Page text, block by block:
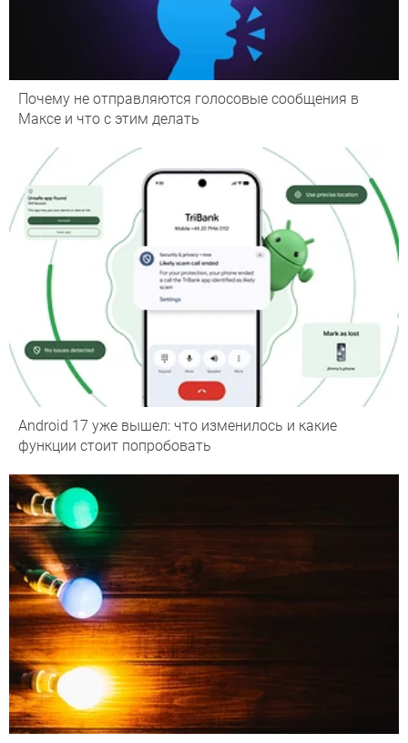
Почему не отправляются голосовые сообщения в
Максе и что с этим делать
Android 17 уже вышел: что изменилось и какие
функции стоит попробовать